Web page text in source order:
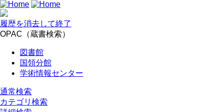
履歴を消去して終了
OPAC（蔵書検索）
図書館
国領分館
学術情報センター
通常検索
カテゴリ検索